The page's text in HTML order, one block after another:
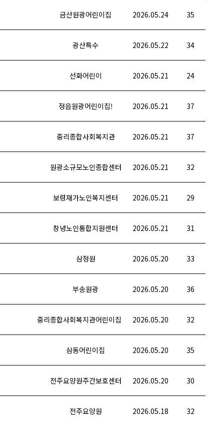
금산원광어린이집 2026.05.24 35
광산특수 2026.05.22 34
선화어린이 2026.05.21 24
정읍원광어린이집! 2026.05.21 37
중리종합사회복지관 2026.05.21 37
원광소규모노인종합센터 2026.05.21 32
보령재가노인복지센터 2026.05.21 29
창녕노인통합지원센터 2026.05.21 31
삼정원 2026.05.20 33
부송원광 2026.05.20 36
중리종합사회복지관어린이집 2026.05.20 32
삼동어린이집 2026.05.20 35
전주요양원주간보호센터 2026.05.20 30
전주요양원 2026.05.18 32